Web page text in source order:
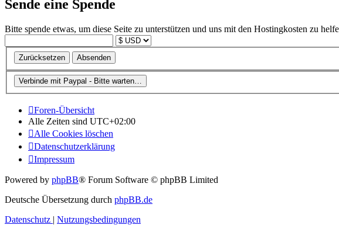
Sende eine Spende
Bitte spende etwas, um diese Seite zu unterstützen und uns mit den Hostingkosten zu
Foren-Übersicht
Alle Zeiten sind UTC+02:00
Alle Cookies löschen
Datenschutzerklärung
Impressum
Powered by phpBB® Forum Software © phpBB Limited
Deutsche Übersetzung durch phpBB.de
Datenschutz
Nutzungsbedingungen